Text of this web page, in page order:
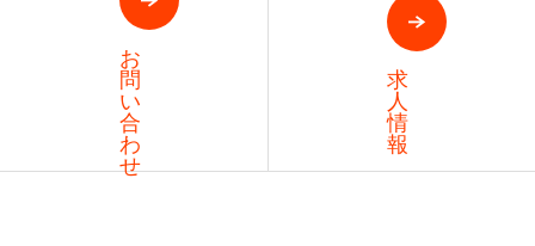
お
問
い
合
わ
せ
求
人
情
報